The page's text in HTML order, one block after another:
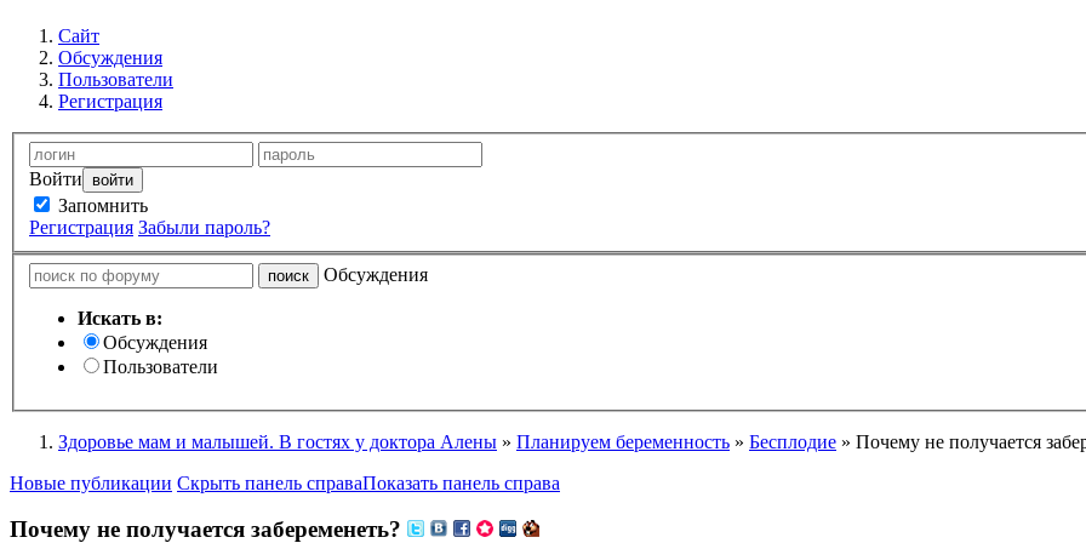
Сайт
Обсуждения
Пользователи
Регистрация
Войти
Запомнить
Регистрация Забыли пароль?
Обсуждения
Искать в:
Обсуждения
Пользователи
Здоровье мам и малышей. В гостях у доктора Алены » Планируем беременность » Бесплодие » Почему не получается
Новые публикации Скрыть панель справаПоказать панель справа
Почему не получается забеременеть?